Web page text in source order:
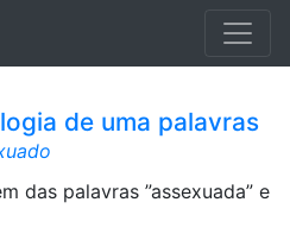
de uma palavras
das palavras ”assexuada” e